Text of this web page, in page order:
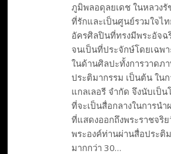
ภูมิพลอดุลยเดช ในหลวงรั
ที่รักและเป็นศูนย์รวมใจไ
อัครศิลปินที่ทรงมีพระอัจฉ
จนเป็นที่ประจักษ์โดยเฉพ
ในด้านศิลปะทั้งการวาดภ
ประติมากรรม เป็นต้น ใน
แกลเลอรี จำกัด จึงนับเป็
ที่จะเป็นสื่อกลางในการน
ที่แสดงออกถึงพระราชจริ
พระองค์ท่านผ่านสื่อประติ
มากกว่า 30…